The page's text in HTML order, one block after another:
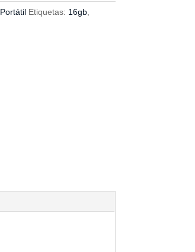
Portátil Etiquetas: 16gb,